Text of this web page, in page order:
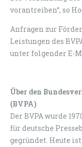
vorantreiben“, so
Anfragen zur
Leistungen des
unter folgender E-
Über den
(BVPA)
Der BVPA wurde
für deutsche
gegründet. Heute